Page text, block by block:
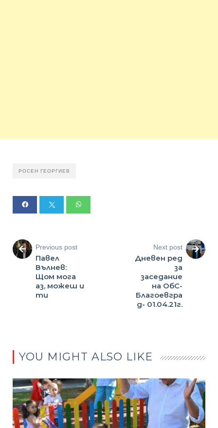
РОСЕН ГЕОРГИЕВ
Previous post
Павел
Вълнев:
Щом мога
аз, можеш и
ти
Next post
Дневен ред
за
заседание
на ОбС-
Благоевгра
д- 01.04.21г.
YOU MIGHT ALSO LIKE